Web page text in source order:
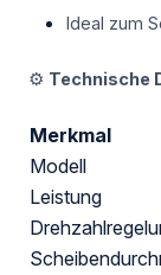
Ideal zum
⚙️ Technische
Merkmal
Modell
Leistung